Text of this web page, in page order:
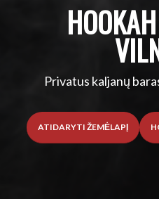
Privatus kaljanų
ATIDARYTI ŽEMĖLAPĮ